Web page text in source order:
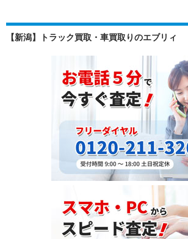
フ
リ
で
注
目
さ
れ
る
理
由
と
は？
【新潟】トラック買取・車買取りのエブリィ